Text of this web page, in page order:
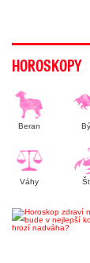
HOROSKOPY
Beran
Váhy